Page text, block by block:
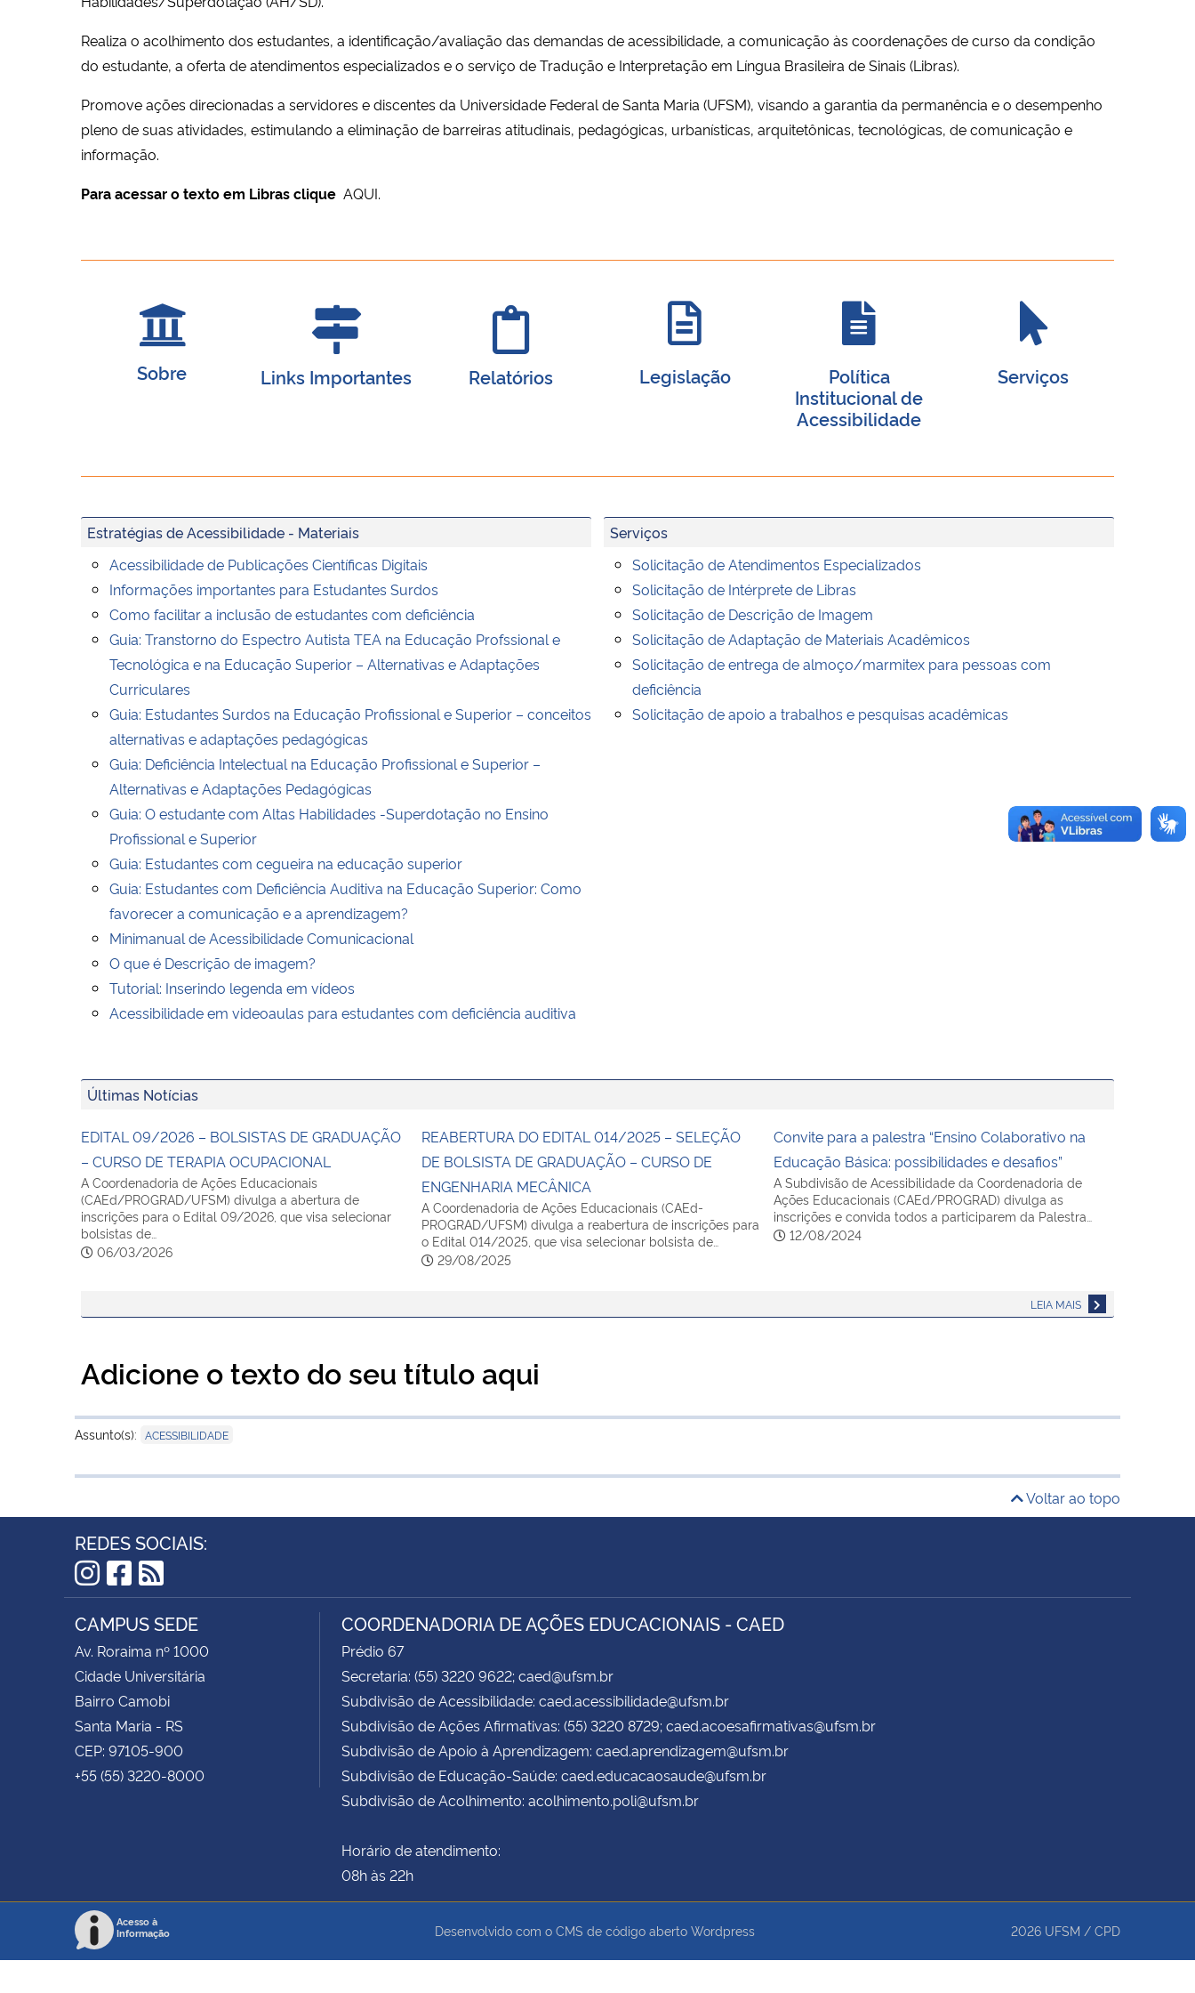
Realiza o acolhimento dos estudantes, a identificação/avaliação das demandas de acessibilidade, a comunicação às coordenações de curso da condição
do estudante, a oferta de atendimentos especializados e o serviço de Tradução e Interpretação em Língua Brasileira de Sinais (Libras).
Promove ações direcionadas a servidores e discentes da Universidade Federal de Santa Maria (UFSM), visando a garantia da permanência e o desempenho
pleno de suas atividades, estimulando a eliminação de barreiras atitudinais, pedagógicas, urbanísticas, arquitetônicas, tecnológicas, de comunicação e
informação.
Para acessar o texto em Libras clique AQUI.
Sobre Links Importantes Relatórios Legislação
Política
Institucional de
Acessibilidade
Serviços
Estratégias de Acessibilidade - Materiais
Acessibilidade de Publicações Científicas Digitais
Informações importantes para Estudantes Surdos
Como facilitar a inclusão de estudantes com deficiência
Guia: Transtorno do Espectro Autista TEA na Educação Profssional e
Tecnológica e na Educação Superior – Alternativas e Adaptações
Curriculares
Guia: Estudantes Surdos na Educação Profissional e Superior – conceitos
alternativas e adaptações pedagógicas
Guia: Deficiência Intelectual na Educação Profissional e Superior –
Alternativas e Adaptações Pedagógicas
Guia: O estudante com Altas Habilidades -Superdotação no Ensino
Profissional e Superior
Guia: Estudantes com cegueira na educação superior
Guia: Estudantes com Deficiência Auditiva na Educação Superior: Como
favorecer a comunicação e a aprendizagem?
Minimanual de Acessibilidade Comunicacional
O que é Descrição de imagem?
Tutorial: Inserindo legenda em vídeos
Acessibilidade em videoaulas para estudantes com deficiência auditiva
Serviços
Solicitação de Atendimentos Especializados
Solicitação de Intérprete de Libras
Solicitação de Descrição de Imagem
Solicitação de Adaptação de Materiais Acadêmicos
Solicitação de entrega de almoço/marmitex para pessoas com
deficiência
Solicitação de apoio a trabalhos e pesquisas acadêmicas
Últimas Notícias
EDITAL 09/2026 – BOLSISTAS DE GRADUAÇÃO
– CURSO DE TERAPIA OCUPACIONAL
A Coordenadoria de Ações Educacionais
(CAEd/PROGRAD/UFSM) divulga a abertura de
inscrições para o Edital 09/2026, que visa selecionar
bolsistas de…
06/03/2026
REABERTURA DO EDITAL 014/2025 – SELEÇÃO
DE BOLSISTA DE GRADUAÇÃO – CURSO DE
ENGENHARIA MECÂNICA
A Coordenadoria de Ações Educacionais (CAEd-
PROGRAD/UFSM) divulga a reabertura de inscrições para
o Edital 014/2025, que visa selecionar bolsista de…
29/08/2025
Convite para a palestra “Ensino Colaborativo na
Educação Básica: possibilidades e desafios”
A Subdivisão de Acessibilidade da Coordenadoria de
Ações Educacionais (CAEd/PROGRAD) divulga as
inscrições e convida todos a participarem da Palestra…
12/08/2024
LEIA MAIS
Adicione o texto do seu título aqui
Assunto(s): ACESSIBILIDADE
Voltar ao topo
REDES SOCIAIS:
Instagram
Facebook
RSS
CAMPUS SEDE
Av. Roraima nº 1000
Cidade Universitária
Bairro Camobi
Santa Maria - RS
CEP: 97105-900
+55 (55) 3220-8000
COORDENADORIA DE AÇÕES EDUCACIONAIS - CAED
Prédio 67
Secretaria: (55) 3220 9622; caed@ufsm.br
Subdivisão de Acessibilidade: caed.acessibilidade@ufsm.br
Subdivisão de Ações Afirmativas: (55) 3220 8729; caed.acoesafirmativas@ufsm.br
Subdivisão de Apoio à Aprendizagem: caed.aprendizagem@ufsm.br
Subdivisão de Educação-Saúde: caed.educacaosaude@ufsm.br
Subdivisão de Acolhimento: acolhimento.poli@ufsm.br
Horário de atendimento:
08h às 22h
Acesso à
Informação
Desenvolvido com o CMS de código aberto Wordpress 2026 UFSM / CPD